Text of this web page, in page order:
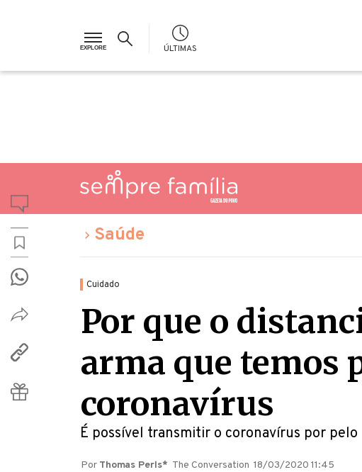
ÚLTIMAS
Saúde
Cuidado
Por que o
arma que temos
coronavírus
É possível transmitir o coronavírus por
Por Thomas Perls* The Conversation 18/03/2020 11:45